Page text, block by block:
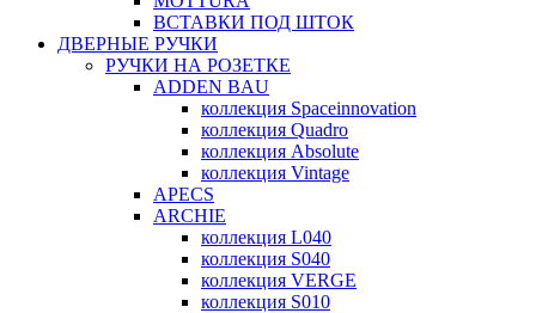
ВСТАВКИ ПОД ШТОК
ДВЕРНЫЕ РУЧКИ
РУЧКИ НА РОЗЕТКЕ
ADDEN BAU
коллекция Spaceinnovation
коллекция Quadro
коллекция Absolute
коллекция Vintage
APECS
ARCHIE
коллекция L040
коллекция S040
коллекция VERGE
коллекция S010